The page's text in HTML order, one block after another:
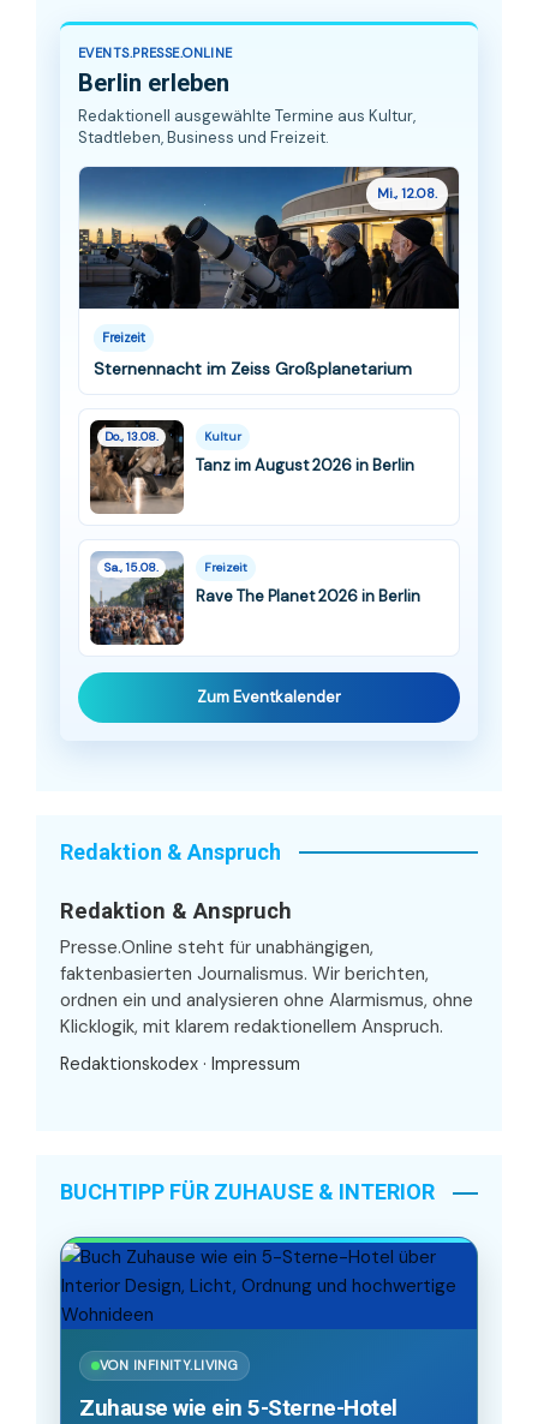
EVENTS.PRESSE.ONLINE
Berlin erleben
Redaktionell ausgewählte Termine aus Kultur,
Stadtleben, Business und Freizeit.
Mi., 12.08.
Freizeit
Sternennacht im Zeiss Großplanetarium
Do., 13.08. Kultur
Tanz im August 2026 in Berlin
Sa., 15.08. Freizeit
Rave The Planet 2026 in Berlin
Zum Eventkalender
Redaktion & Anspruch
Redaktion & Anspruch
Presse.Online steht für unabhängigen,
faktenbasierten Journalismus. Wir berichten,
ordnen ein und analysieren ohne Alarmismus, ohne
Klicklogik, mit klarem redaktionellem Anspruch.
Redaktionskodex · Impressum
BUCHTIPP FÜR ZUHAUSE & INTERIOR
VON INFINITY.LIVING
Zuhause wie ein 5-Sterne-Hotel